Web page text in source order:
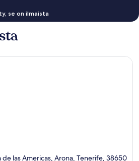
se on ilmaista
de las Americas, Arona, Tenerife, 38650